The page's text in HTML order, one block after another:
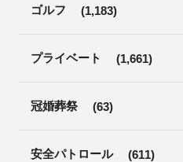
ゴルフ (1,183)
プライベート (1,661)
冠婚葬祭 (63)
安全パトロール (611)